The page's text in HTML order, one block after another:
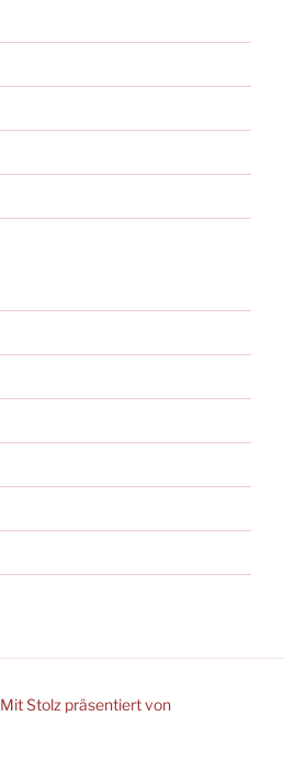
Mit Stolz präsentiert von